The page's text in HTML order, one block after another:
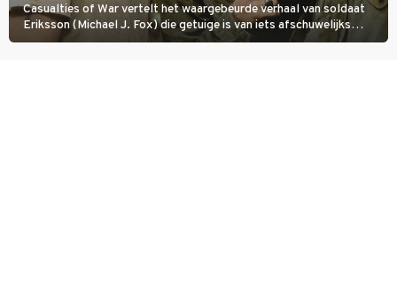
Casualties of War vertelt het waargebeurde verhaal van soldaat
Eriksson (Michael J. Fox) die getuige is van iets afschuwelijks
tijdens de Vietnamoorlog. Hij besluit uit de school te klappen.